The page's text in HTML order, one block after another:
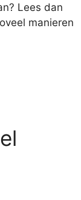
Lees dan
manieren